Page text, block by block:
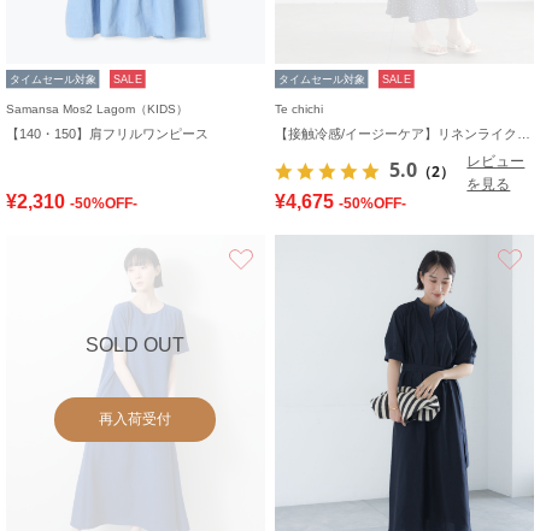
タイムセール対象 SALE
Samansa Mos2 Lagom（KIDS）
【140・150】肩フリルワンピース
¥2,310 -50%OFF-
タイムセール対象 SALE
Te chichi
5.0 （2）
レビュー
を見る
¥4,675 -50%OFF-
SOLD OUT
再入荷受付